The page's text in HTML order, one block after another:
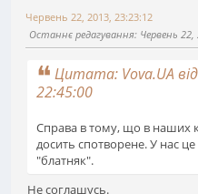
Червень 22, 2013, 23:23:12
Останнє редагування: Червень 22,
Цитата: Vova.UA
22:45:00
Справа в тому, що в наших
досить спотворене. У нас
"блатняк".
Не соглашусь.